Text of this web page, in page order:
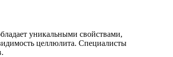
уникальными свойствами,
целлюлита. Специалисты